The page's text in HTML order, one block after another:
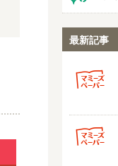
最新記事

